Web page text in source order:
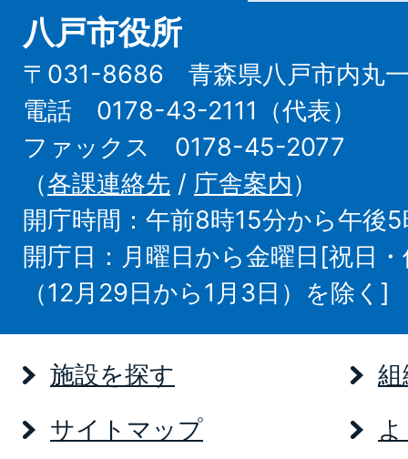
八戸市役所
〒031-8686 青森県八戸市内丸一
電話 0178-43-2111（代表）
ファックス 0178-45-2077
（各課連絡先 / 庁舎案内）
開庁時間：午前8時15分から午後
開庁日：月曜日から金曜日[祝日
（12月29日から1月3日）を除く]
施設を探す
サイトマップ